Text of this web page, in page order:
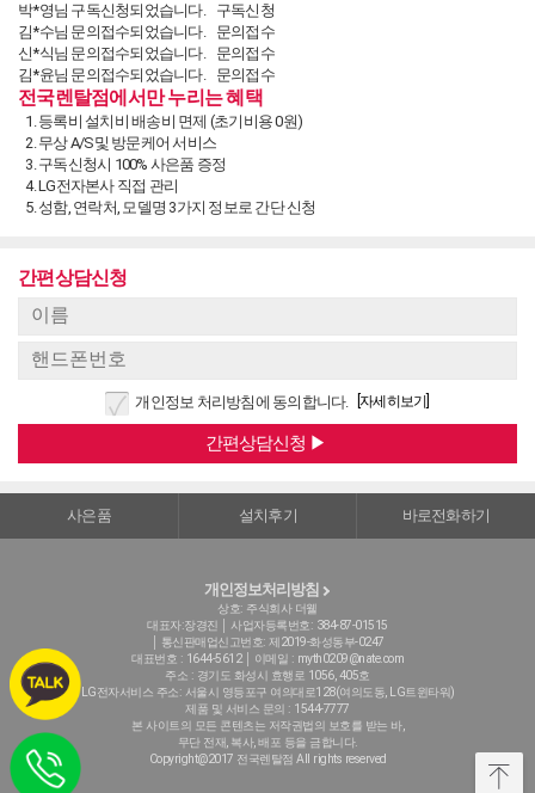
박*영님 구독신청되었습니다.구독신청
김*수님 문의접수되었습니다.문의접수
신*식님 문의접수되었습니다.문의접수
김*윤님 문의접수되었습니다.문의접수
최*용님 문의접수되었습니다. 문의접수
김*홍님 문의접수되었습니다.문의접수
이*범님 구독신청되었습니다.구독신청
이*범님 구독신청되었습니다.구독신청
이*범님 문의접수되었습니다.
송*주님 문의접수되었습니다. 문의접수
양*석님 구독신청되었습니다.
손*옥님 구독신청되었습니다.
정*화님 문의접수되었습니다.
안*자님 문의접수되었습니다.
전국렌탈점에서만 누리는 혜택
등록비 설치비 배송비 면제 (초기비용 0원)
무상 A/S및 방문케어 서비스
구독신청시 100% 사은품 증정
LG전자본사 직접 관리
성함, 연락처, 모델명 3가지 정보로 간단 신청
간편상담신청
개인정보 처리방침에 동의합니다. [자세히보기]
사은품 설치후기 바로전화하기
개인정보처리방침
상호: 주식회사 더웰
대표자:장경진 │ 사업자등록번호: 384-87-01515
│ 통신판매업신고번호: 제2019-화성동부-0247
대표번호 : 1644-5612│ 이메일 : myth0209@nate.com
주소 : 경기도 화성시 효행로 1056, 405호
LG전자서비스 주소: 서울시 영등포구 여의대로128(여의도동, LG트윈타워)
제품 및 서비스 문의 : 1544-7777
본 사이트의 모든 콘텐츠는 저작권법의 보호를 받는 바,
무단 전재, 복사, 배포 등을 금합니다.
Copyright@2017 전국렌탈점 All rights reserved